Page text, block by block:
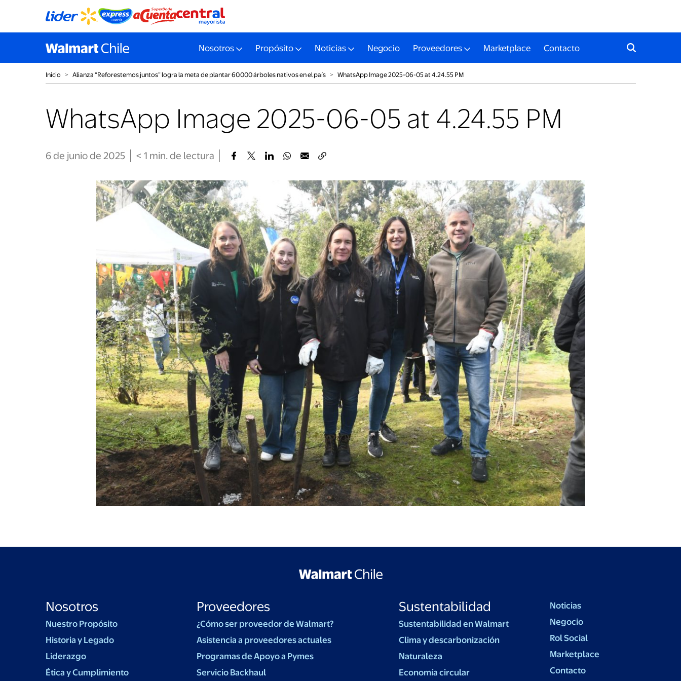
Nosotros Propósito Noticias Negocio Proveedores Marketplace Contacto
Inicio ˃ Alianza “Reforestemos juntos” logra la meta de plantar 60.000 árboles nativos en el país ˃ WhatsApp Image 2025-06-05 at 4.24.55 PM
WhatsApp Image 2025-06-05 at 4.24.55 PM
6 de junio de 2025 < 1 min. de lectura
Nosotros
Nuestro Propósito
Historia y Legado
Liderazgo
Ética y Cumplimiento
Proveedores
¿Cómo ser proveedor de Walmart?
Asistencia a proveedores actuales
Programas de Apoyo a Pymes
Servicio Backhaul
Sustentabilidad
Sustentabilidad en Walmart
Clima y descarbonización
Naturaleza
Economía circular
Noticias
Negocio
Rol Social
Marketplace
Contacto